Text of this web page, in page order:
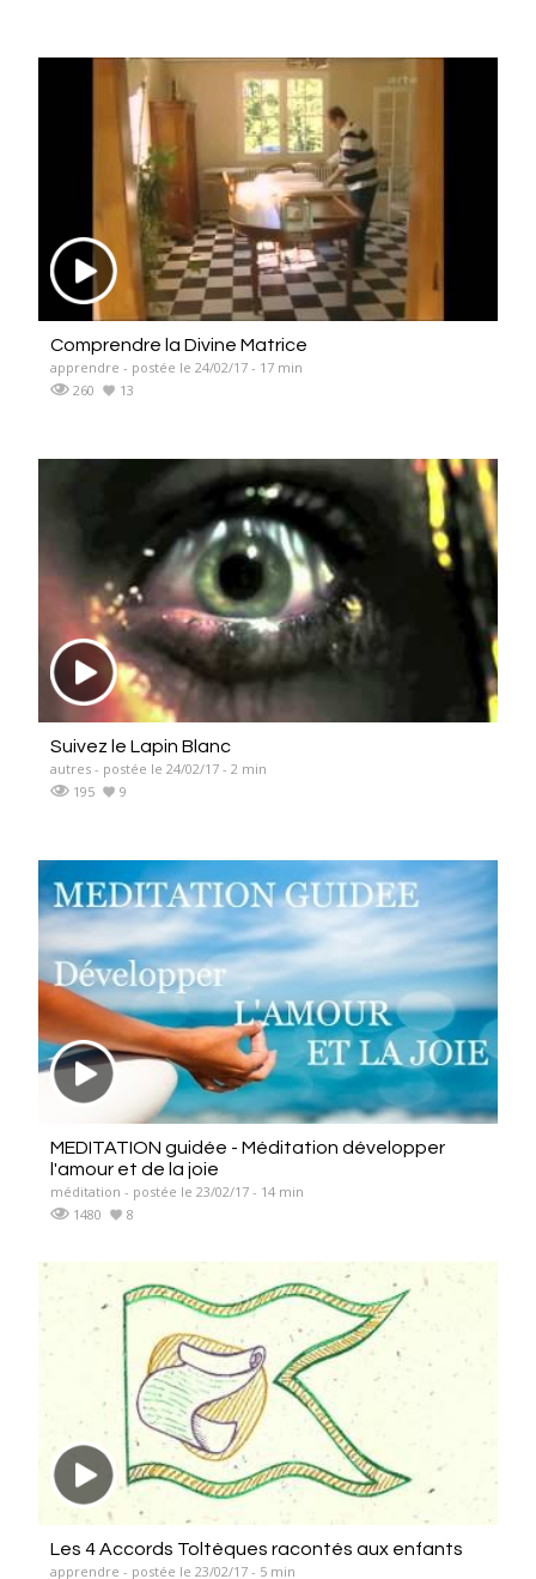
Comprendre la Divine Matrice
apprendre - postée le 24/02/17 - 17 min
260
13
Suivez le Lapin Blanc
autres - postée le 24/02/17 - 2 min
195
9
MEDITATION guidée - Méditation développer
l'amour et de la joie
méditation - postée le 23/02/17 - 14 min
1480
8
Les 4 Accords Toltèques racontés aux enfants
apprendre - postée le 23/02/17 - 5 min